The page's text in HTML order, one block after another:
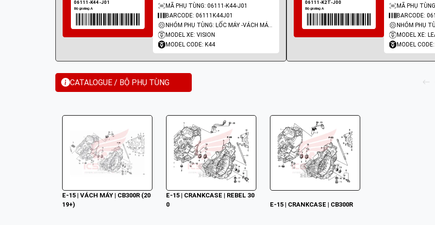
MÃ PHỤ TÙNG: 06111-K44-J01
BARCODE: 06111K44J01
NHÓM PHỤ TÙNG: LỐC MÁY -VÁCH MÁY - GIOĂNG MÁY
MODEL XE: VISION
MODEL CODE: K44
MÃ PHỤ
BARCODE:
MODEL XE:
MODEL
CATALOGUE / BỘ PHỤ TÙNG
E-15 | VÁCH MÁY | CB300R (20
19+)
E-15 | CRANKCASE | REBEL 30
0
E-15 | CRANKCASE | CB300R